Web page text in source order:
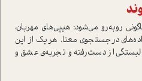
روبه‌رو می‌شود: هیپی‌های مهربان،
در جستجوی معنا. هر یک از این
از دست‌رفته و تجربه‌ی عشق و